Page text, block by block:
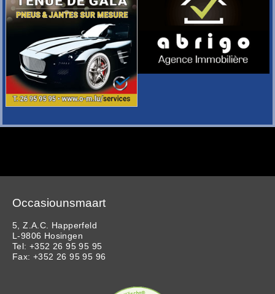
Occasiounsmaart
5, Z.A.C. Happerfeld
L-9806 Hosingen
Tel: +352 26 95 95 95
Fax: +352 26 95 95 96